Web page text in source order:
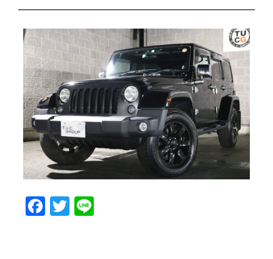
会社概要 個人情報保護方針
スタッフブログ 納車情報
ホーム T.U.C.GROUP
Facebook
Twitter